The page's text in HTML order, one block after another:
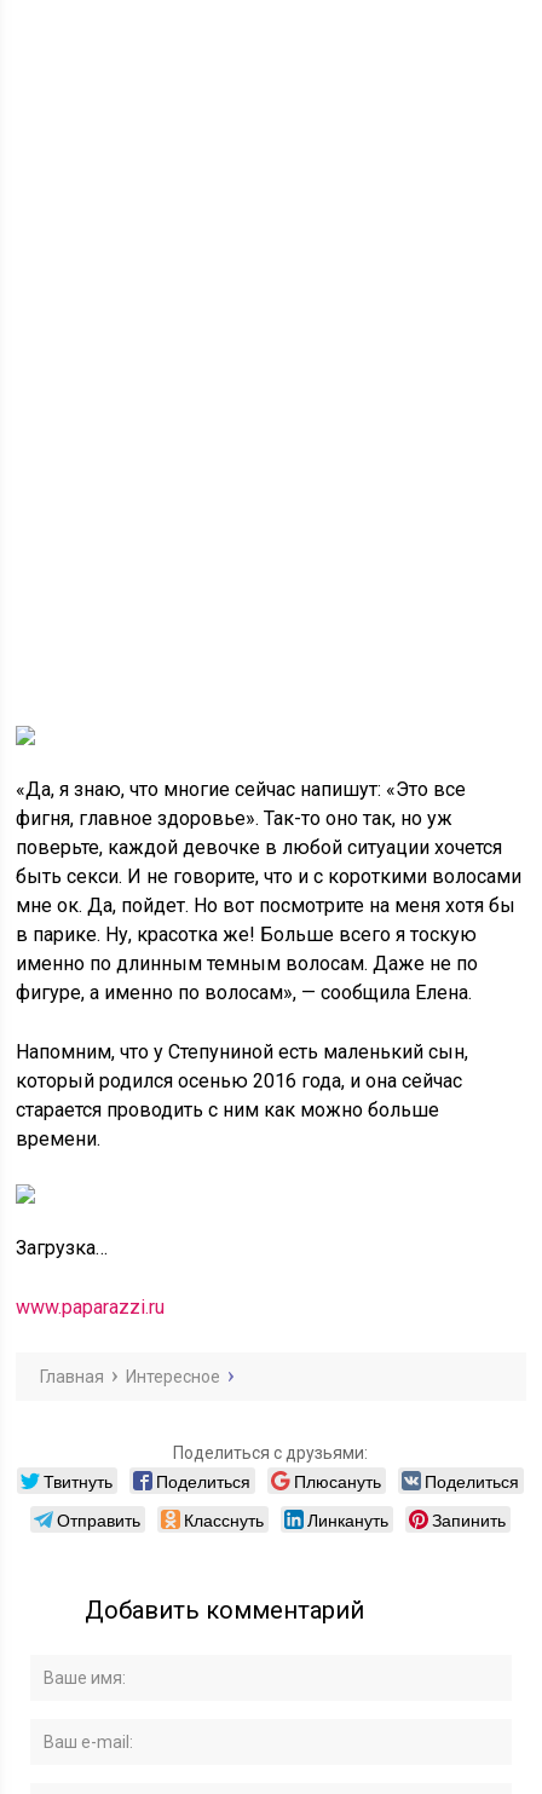
«Да, я знаю, что многие сейчас напишут: «Это все
фигня, главное здоровье». Так-то оно так, но уж
поверьте, каждой девочке в любой ситуации хочется
быть секси. И не говорите, что и с короткими волосами
мне ок. Да, пойдет. Но вот посмотрите на меня хотя бы
в парике. Ну, красотка же! Больше всего я тоскую
именно по длинным темным волосам. Даже не по
фигуре, а именно по волосам», — сообщила Елена.
Напомним, что у Степуниной есть маленький сын,
который родился осенью 2016 года, и она сейчас
старается проводить с ним как можно больше
времени.
Загрузка…
www.paparazzi.ru
Главная Интересное
Поделиться с друзьями:
Твитнуть Поделиться Плюсануть
Поделиться
Отправить
Класснуть Линкануть Запинить
Добавить комментарий